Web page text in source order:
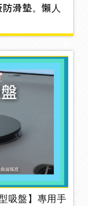
滑墊。懶人
吸盤】專用手